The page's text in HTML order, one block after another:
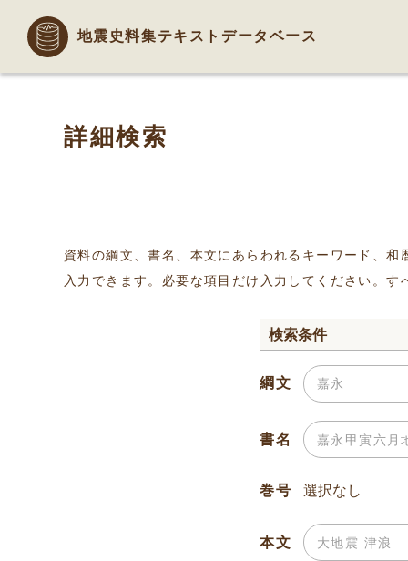
地震史料集テキストデータベース
詳細検索
資料の綱文、書名、本文にあらわれるキーワード、
入力できます。必要な項目だけ入力してください。
検索条件
綱文
書名
巻号
本文